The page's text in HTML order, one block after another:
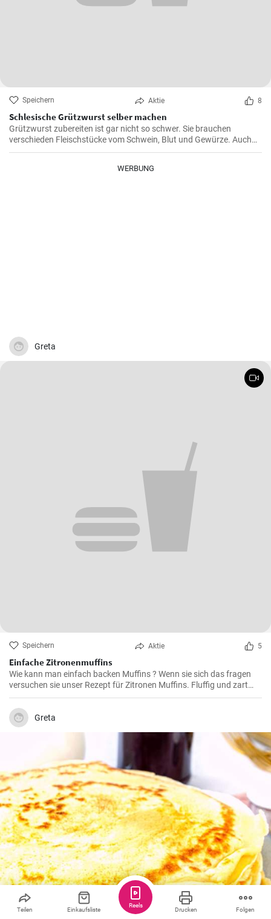
Speichern Aktie 8
Schlesische Grützwurst selber machen
Grützwurst zubereiten ist gar nicht so schwer. Sie brauchen
verschieden Fleischstücke vom Schwein, Blut und Gewürze. Auch
das klassische DDR Gericht Tote Oma wird mit Grützwurst
WERBUNG
Greta
Speichern Aktie 5
Einfache Zitronenmuffins
Wie kann man einfach backen Muffins ? Wenn sie sich das fragen
versuchen sie unser Rezept für Zitronen Muffins. Fluffig und zart
voller Zitronenaroma zergehen sie auf der Zunge - Ihre Kinder und
Gäste werden sie lieben .
Greta
Teilen Einkaufsliste Drucken Folgen
Reels